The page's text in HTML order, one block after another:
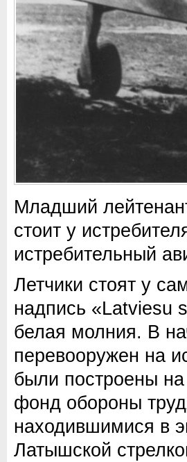
Младший
стоит у
истребительный
Летчики стоят у
надпись «Latviesu
белая молния. В
перевооружен на
были построены
фонд обороны
находившимися в
Латышской